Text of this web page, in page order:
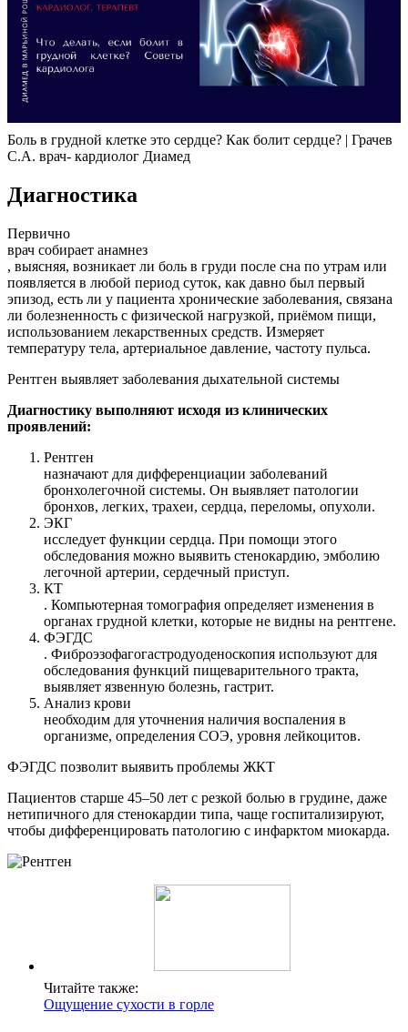
Боль в грудной клетке это сердце? Как болит сердце? | Грачев
С.А. врач- кардиолог Диамед
Диагностика
Первично
врач собирает анамнез
, выясняя, возникает ли боль в груди после сна по утрам или
появляется в любой период суток, как давно был первый
эпизод, есть ли у пациента хронические заболевания, связана
ли болезненность с физической нагрузкой, приёмом пищи,
использованием лекарственных средств. Измеряет
температуру тела, артериальное давление, частоту пульса.
Рентген выявляет заболевания дыхательной системы
Диагностику выполняют исходя из клинических
проявлений:
Рентген
назначают для дифференциации заболеваний
бронхолегочной системы. Он выявляет патологии
бронхов, легких, трахеи, сердца, переломы, опухоли.
ЭКГ
исследует функции сердца. При помощи этого
обследования можно выявить стенокардию, эмболию
легочной артерии, сердечный приступ.
КТ
. Компьютерная томография определяет изменения в
органах грудной клетки, которые не видны на рентгене.
ФЭГДС
. Фиброэзофагогастродуоденоскопия используют для
обследования функций пищеварительного тракта,
выявляет язвенную болезнь, гастрит.
Анализ крови
необходим для уточнения наличия воспаления в
организме, определения СОЭ, уровня лейкоцитов.
ФЭГДС позволит выявить проблемы ЖКТ
Пациентов старше 45–50 лет с резкой болью в грудине, даже
нетипичного для стенокардии типа, чаще госпитализируют,
чтобы дифференцировать патологию с инфарктом миокарда.
Читайте также:
Ощущение сухости в горле